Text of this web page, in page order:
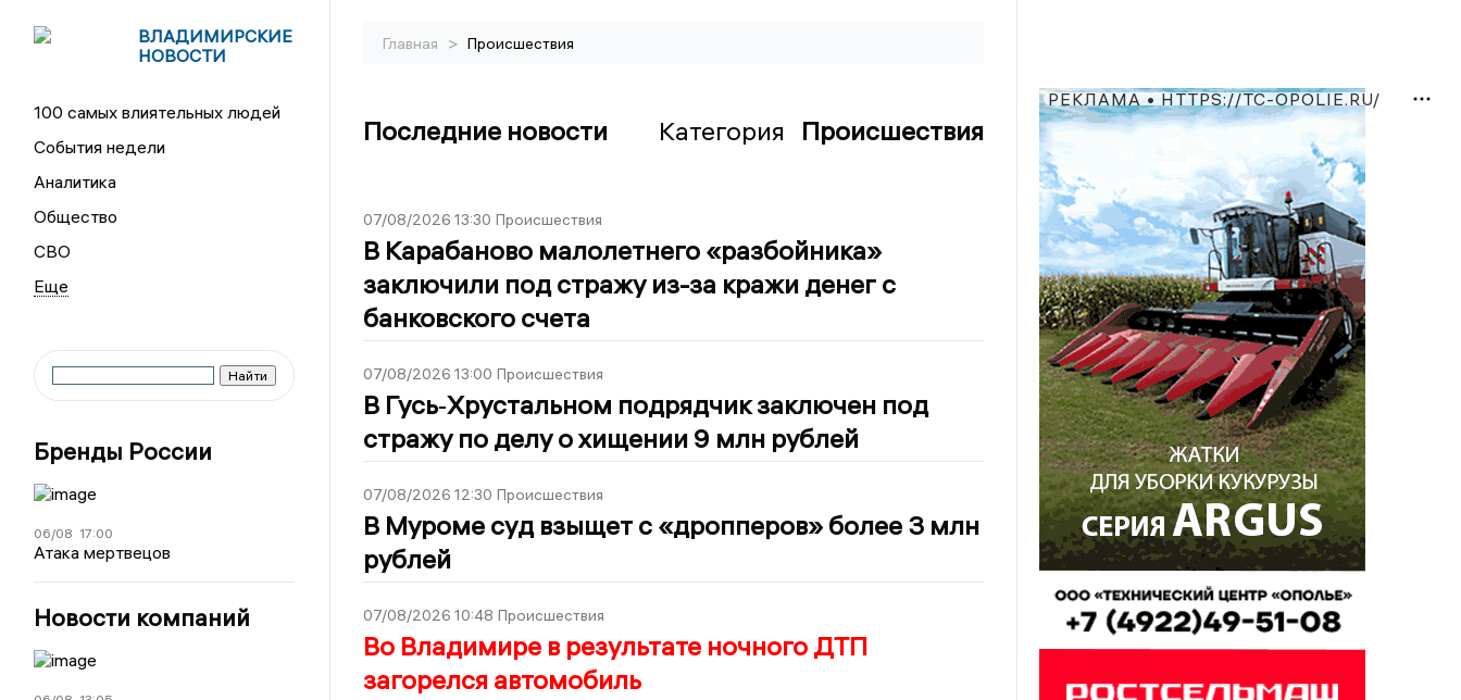
ВЛАДИМИРСКИЕ
НОВОСТИ
100 самых влиятельных людей
События недели
Аналитика
Общество
СВО
Бренды России
06/08 17:00
Атака мертвецов
Новости компаний
Главная > Происшествия
Последние новости Категория Происшествия
07/08/2026 13:30 Происшествия
В Карабаново малолетнего «разбойника»
заключили под стражу из-за кражи денег с
банковского счета
07/08/2026 13:00 Происшествия
В Гусь‑Хрустальном подрядчик заключен под
стражу по делу о хищении 9 млн рублей
07/08/2026 12:30 Происшествия
В Муроме суд взыщет с «дропперов» более 3 млн
рублей
07/08/2026 10:48 Происшествия
Во Владимире в результате ночного ДТП
загорелся автомобиль
РЕКЛАМА • HTTPS://TC-OPOLIE.RU/